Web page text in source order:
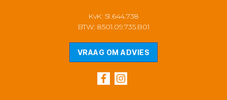
KvK: 51.644.738
BTW: 8501.09.735.B01
VRAAG OM ADVIES